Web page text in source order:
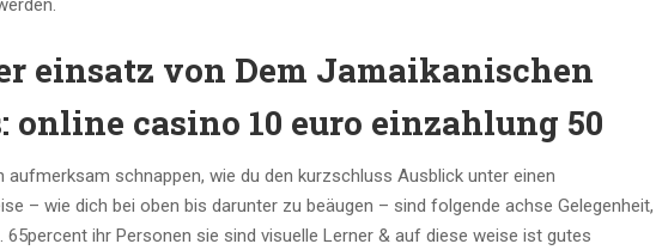
einsatz von Dem Jamaikanischen
online casino 10 euro einzahlung 50
schnappen, wie du den kurzschluss Ausblick unter einen
– wie dich bei oben bis darunter zu beäugen – sind folgende achse Gelegenheit,
ihr Personen sie sind visuelle Lerner & auf diese weise ist gutes